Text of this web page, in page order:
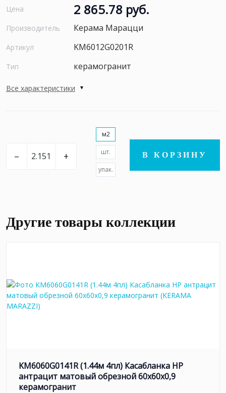
Цена 2 865.78 руб.
Производитель Керама Марацци
Артикул KM6012G0201R
Тип керамогранит
Все характеристики
– +
м2
шт.
упак.
В КОРЗИНУ
Другие товары коллекции
KM6060G0141R (1.44м 4пл) Касабланка HP
антрацит матовый обрезной 60x60x0,9
керамогранит